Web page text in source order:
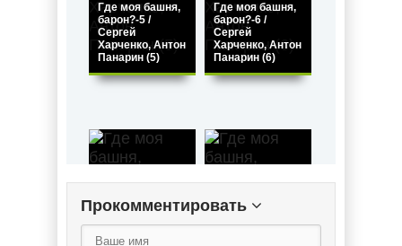
Где моя башня,
барон?-5 /
Сергей
Харченко, Антон
Панарин (5)
Где моя башня,
барон?-6 /
Сергей
Харченко, Антон
Панарин (6)
Где моя башня,
барон? / Сергей
Где моя башня,
барон?-4 /
Прокомментировать